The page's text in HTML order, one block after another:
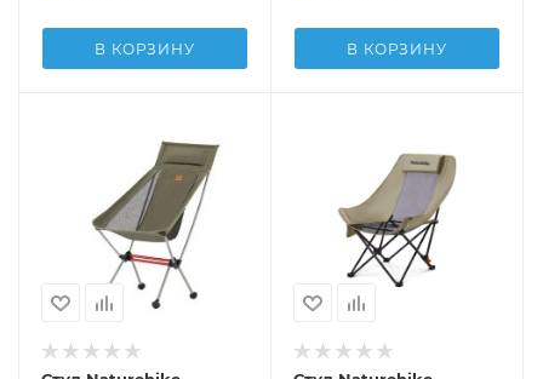
В КОРЗИНУ В КОРЗИНУ